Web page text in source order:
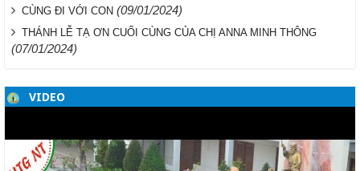
CÙNG ĐI VỚI CON (09/01/2024)
THÁNH LỄ TẠ ƠN CUỐI CÙNG CỦA CHỊ ANNA MINH THÔNG
(07/01/2024)
VIDEO